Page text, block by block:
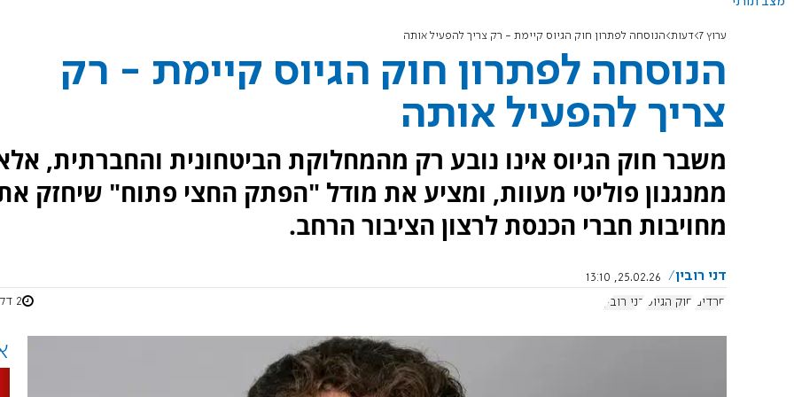
ערוץ 7 דעות הנוסחה לפתרון חוק הגיוס קיימת - רק צריך להפעיל אותה
הנוסחה לפתרון חוק הגיוס קיימת - רק
צריך להפעיל אותה
משבר חוק הגיוס אינו נובע רק מהמחלוקת הביטחונית והחברתית,
ממנגנון פוליטי מעוות, ומציע את מודל "הפתק החצי פתוח" שיחזק
מחויבות חברי הכנסת לרצון הציבור הרחב.
דני רובין
25.02.26, 13:10
חרדים חוק הגיוס דני רובין 2 דקות